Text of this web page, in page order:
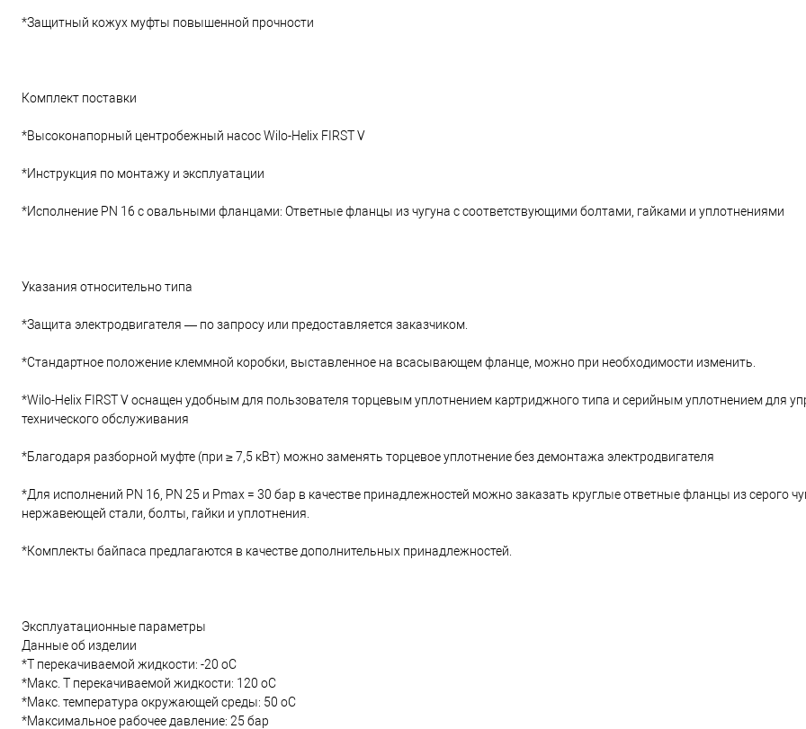
*Защитный кожух муфты повышенной прочности
Комплект поставки
*Высоконапорный центробежный насос Wilo-Helix FIRST V
*Инструкция по монтажу и эксплуатации
*Исполнение PN 16 с овальными фланцами: Ответные фланцы из чугуна с соответствующими болтами, гайками и уплотнениями
Указания относительно типа
*Защита электродвигателя — по запросу или предоставляется заказчиком.
*Стандартное положение клеммной коробки, выставленное на всасывающем фланце, можно при необходимости изменить.
*Wilo-Helix FIRST V оснащен удобным для пользователя торцевым уплотнением картриджного типа и серийным уплотнением для
технического обслуживания
*Благодаря разборной муфте (при ≥ 7,5 кВт) можно заменять торцевое уплотнение без демонтажа электродвигателя
*Для исполнений PN 16, PN 25 и Pmax = 30 бар в качестве принадлежностей можно заказать круглые ответные фланцы из серого
нержавеющей стали, болты, гайки и уплотнения.
*Комплекты байпаса предлагаются в качестве дополнительных принадлежностей.
Эксплуатационные параметры
Данные об изделии
*Т перекачиваемой жидкости: -20 oC
*Макс. T перекачиваемой жидкости: 120 oC
*Макс. температура окружающей среды: 50 oC
*Максимальное рабочее давление: 25 бар